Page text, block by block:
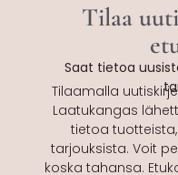
Tilaa
Saat tietoa
Tilaamalla
Laatukangas
tietoa
tarjouksista. Voit
koska tahansa.